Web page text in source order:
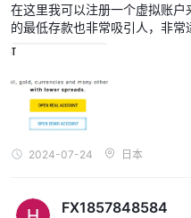
常见问题 (FAQ)
在这里我可以注册一个虚拟账
的最低存款也非常吸引人，非
2024-07-24 日本
FX1857848584